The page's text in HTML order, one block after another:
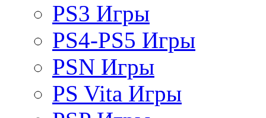
PS3 Игры
PS4-PS5 Игры
PSN Игры
PS Vita Игры